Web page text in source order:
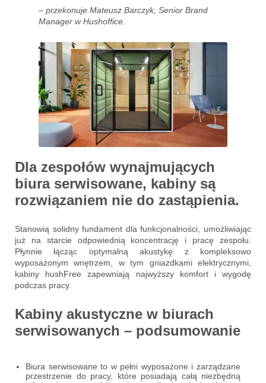
– przekonuje Mateusz Barczyk, Senior Brand
Manager w Hushoffice.
Dla zespołów wynajmujących
biura serwisowane, kabiny są
rozwiązaniem nie do zastąpienia.
Stanowią solidny fundament dla funkcjonalności, umożliwiając
już na starcie odpowiednią koncentrację i pracę zespołu.
Płynnie łącząc optymalną akustykę z kompleksowo
wyposażonym wnętrzem, w tym gniazdkami elektrycznymi,
kabiny hushFree zapewniają najwyższy komfort i wygodę
podczas pracy.
Kabiny akustyczne w biurach
serwisowanych – podsumowanie
Biura serwisowane to w pełni wyposażone i zarządzane
przestrzenie do pracy, które posiadają całą niezbędną